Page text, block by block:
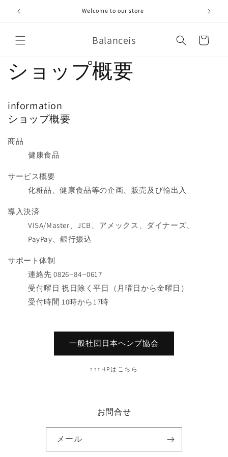
ンツに
Welcome to our store
Balanceis
ー
ショップ概要
information
ショップ概要
商品
健康食品
サービス概要
化粧品、健康食品等の企画、販売及び輸出入
導入決済
VISA/Master、JCB、アメックス、ダイナーズ、
PayPay、銀行振込
サポート体制
連絡先 0826−84−0617
受付曜日 祝日除く平日（月曜日から金曜日）
受付時間 10時から17時
一般社団日本ヘンプ協会
↑↑↑HPはこちら
お問合せ
メール